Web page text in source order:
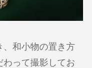
、和小物の置き方
わって撮影してお